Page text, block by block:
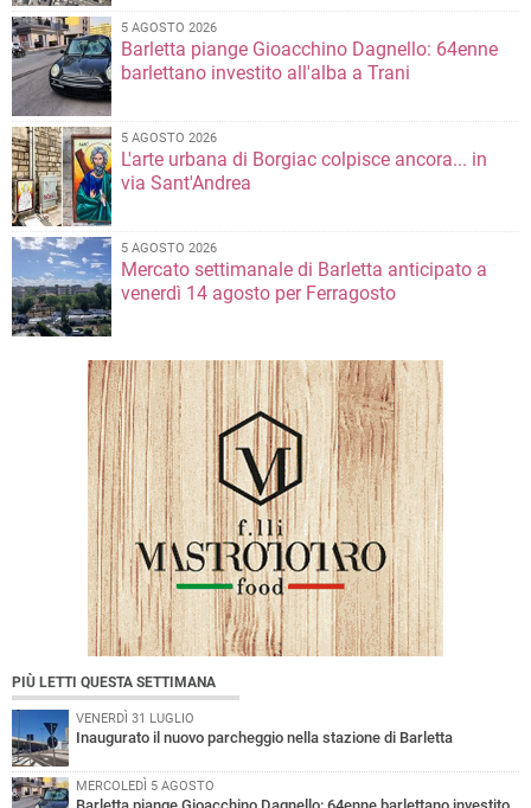
5 AGOSTO 2026
Barletta piange Gioacchino Dagnello: 64enne
barlettano investito all'alba a Trani
5 AGOSTO 2026
L'arte urbana di Borgiac colpisce ancora... in
via Sant'Andrea
5 AGOSTO 2026
Mercato settimanale di Barletta anticipato a
venerdì 14 agosto per Ferragosto
PIÙ LETTI QUESTA SETTIMANA
VENERDÌ 31 LUGLIO
Inaugurato il nuovo parcheggio nella stazione di Barletta
MERCOLEDÌ 5 AGOSTO